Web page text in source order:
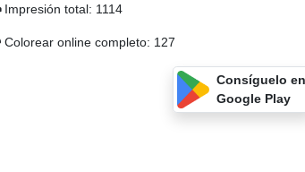
Impresión total: 1114
Colorear online completo: 127
Consíguelo en
Google Play